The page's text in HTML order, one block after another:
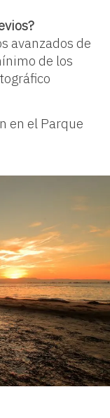
avanzados de
de los
en el Parque